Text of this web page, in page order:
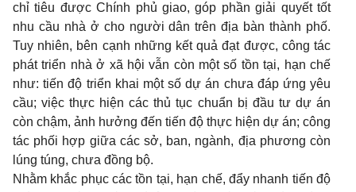
chỉ tiêu được Chính phủ giao, góp phần giải quyết tốt
nhu cầu nhà ở cho người dân trên địa bàn thành phố.
Tuy nhiên, bên cạnh những kết quả đạt được, công tác
phát triển nhà ở xã hội vẫn còn một số tồn tại, hạn chế
như: tiến độ triển khai một số dự án chưa đáp ứng yêu
cầu; việc thực hiện các thủ tục chuẩn bị đầu tư dự án
còn chậm, ảnh hưởng đến tiến độ thực hiện dự án; công
tác phối hợp giữa các sở, ban, ngành, địa phương còn
lúng túng, chưa đồng bộ.
Nhằm khắc phục các tồn tại, hạn chế, đẩy nhanh tiến độ